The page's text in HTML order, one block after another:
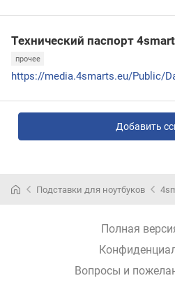
Технический паспорт
прочее
Добавить
Подставки для ноутбуков
Полная
Вопросы и